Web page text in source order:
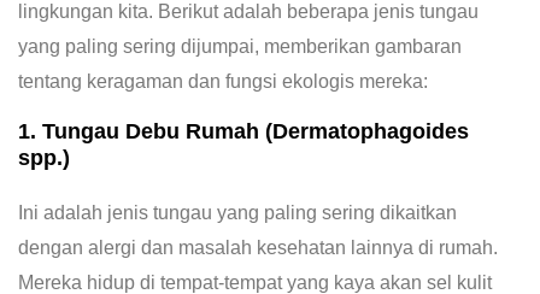
lingkungan kita. Berikut adalah beberapa jenis tungau
yang paling sering dijumpai, memberikan gambaran
tentang keragaman dan fungsi ekologis mereka:
1. Tungau Debu Rumah (Dermatophagoides
spp.)
Ini adalah jenis tungau yang paling sering dikaitkan
dengan alergi dan masalah kesehatan lainnya di rumah.
Mereka hidup di tempat-tempat yang kaya akan sel kulit